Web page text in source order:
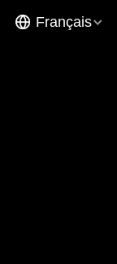
Français